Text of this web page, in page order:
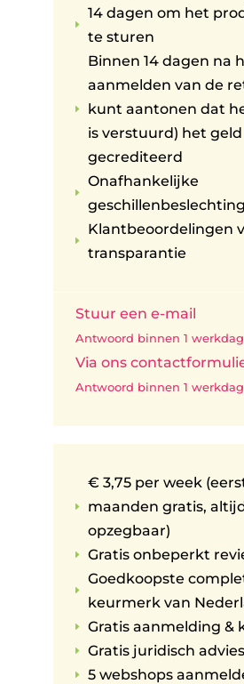
E
14 dagen om het
te sturen
E
Binnen 14 dagen na
aanmelden van de
kunt aantonen dat
is verstuurd) het geld
gecrediteerd
E
Onafhankelijke
geschillenbeslechting
E
Klantbeoordelingen
transparantie
Stuur een e-mail
Antwoord binnen 1 werkdag
Via ons
Antwoord binnen 1 werkdag
E
€ 3,75 per week
maanden gratis,
opzegbaar)
E Gratis onbeperkt
E
Goedkoopste
keurmerk van
E Gratis aanmelding &
E Gratis juridisch advies
E 5 webshops